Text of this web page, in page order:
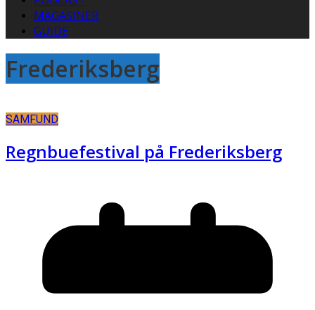
MAGASINER
GUIDE
Frederiksberg
SAMFUND
Regnbuefestival på Frederiksberg